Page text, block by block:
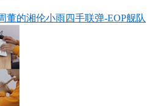
董的湘伦小雨四手联弹-EOP舰队